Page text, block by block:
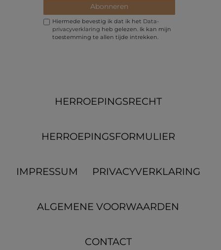
Abonneren
Hiermede bevestig ik dat ik het Data­
privacy­verklaring heb gelezen. Ik kan mijn
toestemming te allen tijde intrekken.
HERROEPINGS­RECHT
HERROEPINGS­FORMULIER
IMPRESSUM PRIVACYVERKLARING
ALGEMENE VOORWAARDEN
CONTACT